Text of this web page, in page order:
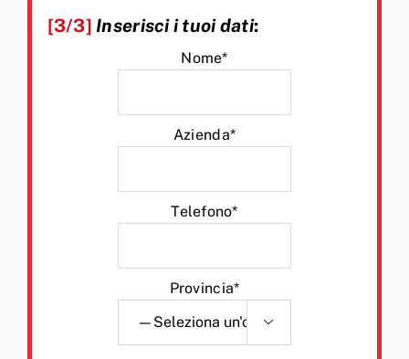
[3/3] Inserisci i tuoi dati:
Nome*
Azienda*
Telefono*
Provincia*
